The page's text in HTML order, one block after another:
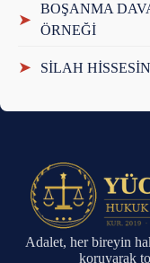
➤
BOŞANMA
ÖRNEĞİ
➤ SİLAH
Adalet, her bireyin
koruyarak